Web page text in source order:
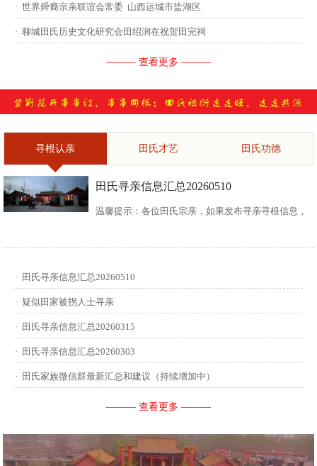
· 世界舜裔宗亲联谊会常委 山西运城市盐湖区
· 聊城田氏历史文化研究会田绍润在祝贺田完祠
——— 查看更多 ———
寻根认亲 田氏才艺 田氏功德
田氏寻亲信息汇总20260510
温馨提示：各位田氏宗亲，如果发布寻亲寻根信息，
讳，迁居前字辈和迁居后历次新续的字辈，分迁族人
迁居地，因何原因迁居等。最后别忘了留下联系人和
联系方式。 没有家谱的问问族中老年人口耳相传的信
息有哪些，有家谱请把家谱中的信息简...
· 田氏寻亲信息汇总20260510
· 疑似田家被拐人士寻亲
· 田氏寻亲信息汇总20260315
· 田氏寻亲信息汇总20260303
· 田氏家族微信群最新汇总和建议（持续增加中）
——— 查看更多 ———